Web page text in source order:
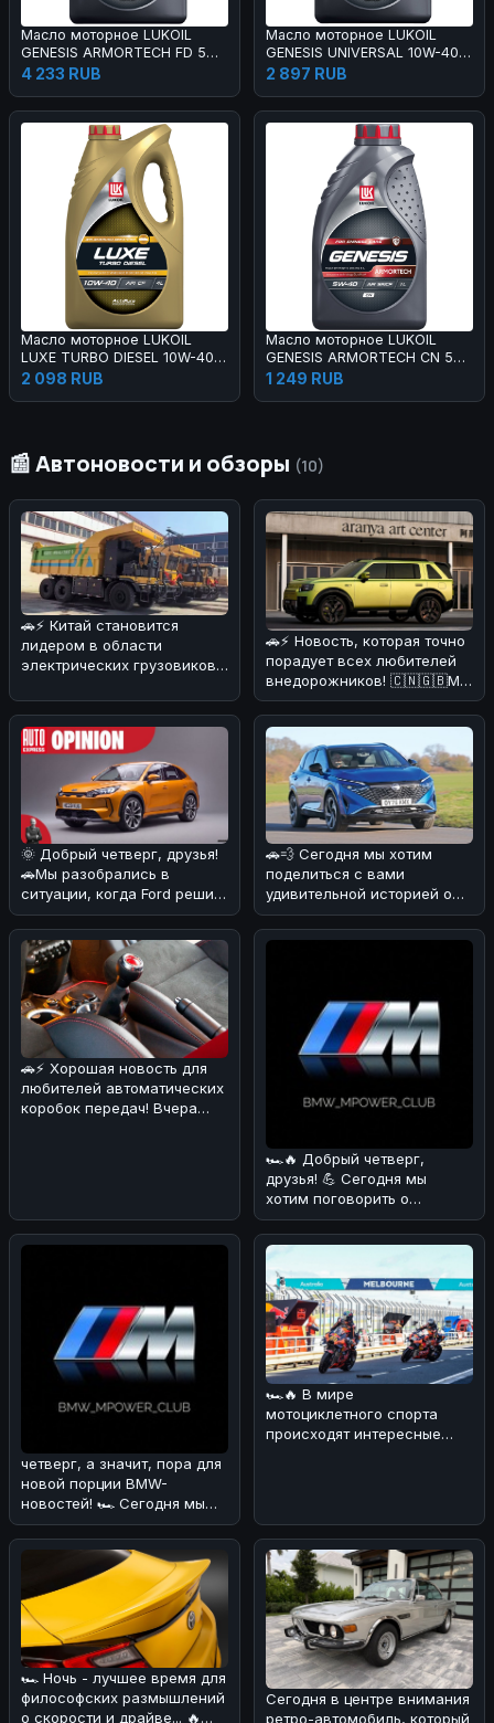
Масло моторное LUKOIL
GENESIS ARMORTECH FD 5W-
30 4 л
4 233 RUB
Масло моторное LUKOIL
GENESIS UNIVERSAL 10W-40 4
л
2 897 RUB
Масло моторное LUKOIL
LUXE TURBO DIESEL 10W-40 4
л
2 098 RUB
Масло моторное LUKOIL
GENESIS ARMORTECH CN 5W-
40 1 л
1 249 RUB
📰 Автоновости и обзоры (10)
🚗⚡ Китай становится
лидером в области
электрических грузовиков!
начал работат
🚗⚡ Новость, которая точно
порадует всех любителей
внедорожников! 🇨🇳🇬🇧Мы
разобрались в деталях и
🌞 Добрый четверг, друзья!
🚗Мы разобрались в
ситуации, когда Ford решил
объединиться с китайскими
б
🚗💨 Сегодня мы хотим
поделиться с вами
удивительной историей о
Nissan Qashqai, который
сумел преодо
🚗⚡ Хорошая новость для
любителей автоматических
коробок передач! Вчера
🏎🔥 Добрый четверг,
друзья! 💪 Сегодня мы
хотим поговорить о
довольно курьёзном
случае, который про
четверг, а значит, пора для
новой порции BMW-
новостей! 🏎 Сегодня мы
поговорим о довольно
курьёзном
🏎🔥 В мире
мотоциклетного спорта
происходят интересные
🏎 Ночь - лучшее время для
философских размышлений
о скорости и драйве... 🔥
Сегодня в центре внимания
ретро-автомобиль, который